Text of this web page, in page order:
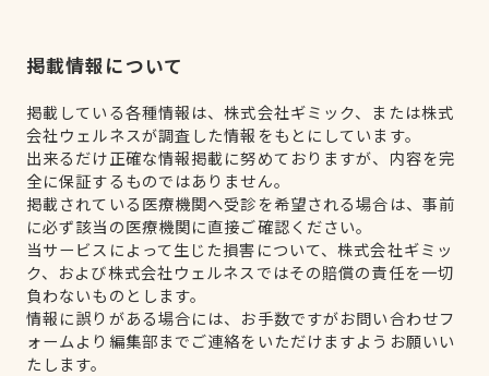
掲載情報について
掲載している各種情報は、株式会社ギミック、または株式
会社ウェルネスが調査した情報をもとにしています。
出来るだけ正確な情報掲載に努めておりますが、内容を完
全に保証するものではありません。
掲載されている医療機関へ受診を希望される場合は、事前
に必ず該当の医療機関に直接ご確認ください。
当サービスによって生じた損害について、株式会社ギミッ
ク、および株式会社ウェルネスではその賠償の責任を一切
負わないものとします。
情報に誤りがある場合には、お手数ですがお問い合わせフ
ォームより編集部までご連絡をいただけますようお願いい
たします。